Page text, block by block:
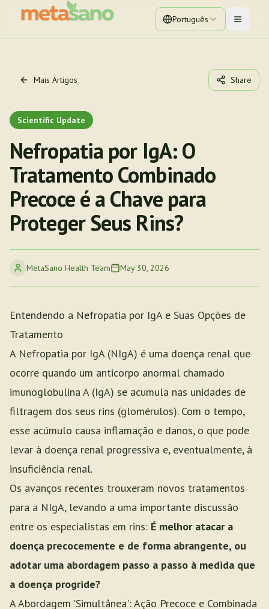
Português Toggle
Mais Artigos Share
Scientific Update
Nefropatia por IgA: O
Tratamento Combinado
Precoce é a Chave para
Proteger Seus Rins?
MetaSano Health Team May 30, 2026
Entendendo a Nefropatia por IgA e Suas Opções de
Tratamento
A Nefropatia por IgA (NIgA) é uma doença renal que
ocorre quando um anticorpo anormal chamado
imunoglobulina A (IgA) se acumula nas unidades de
filtragem dos seus rins (glomérulos). Com o tempo,
esse acúmulo causa inflamação e danos, o que pode
levar à doença renal progressiva e, eventualmente, à
insuficiência renal.
Os avanços recentes trouxeram novos tratamentos
para a NIgA, levando a uma importante discussão
entre os especialistas em rins: É melhor atacar a
doença precocemente e de forma abrangente, ou
adotar uma abordagem passo a passo à medida que
a doença progride?
A Abordagem 'Simultânea': Ação Precoce e Combinada